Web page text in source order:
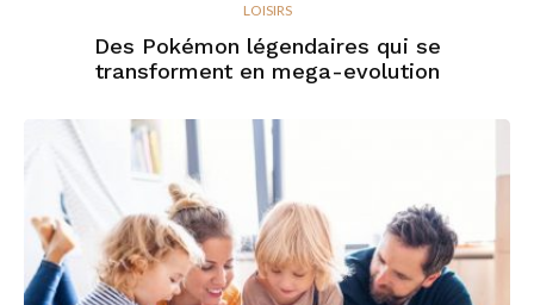
LOISIRS
Des Pokémon légendaires qui se
transforment en mega-evolution